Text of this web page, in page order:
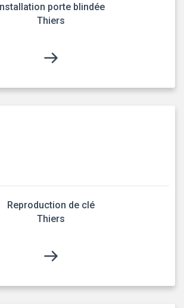
porte blindée
Thiers
Reproduction de clé
Thiers